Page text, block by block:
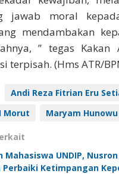
jawab moral
mendambakan
” tegas Kakan
terpisah. (Hms ATR/
Andi Reza Fitrian Eru
Morut
Maryam Hunowu
Mahasiswa UNDIP,
Perbaiki Ketimpangan